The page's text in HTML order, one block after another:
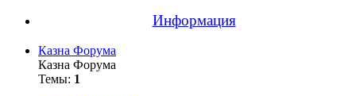
Информация
Казна Форума
Казна Форума
Темы: 1